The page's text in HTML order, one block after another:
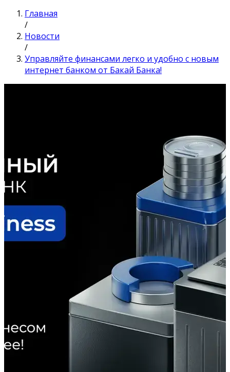
Главная
/
Новости
/
Управляйте финансами легко и удобно с новым
интернет банком от Бакай Банка!